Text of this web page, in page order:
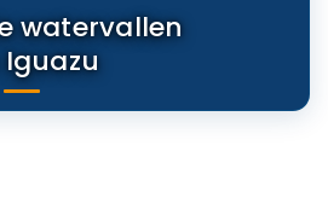
watervallen